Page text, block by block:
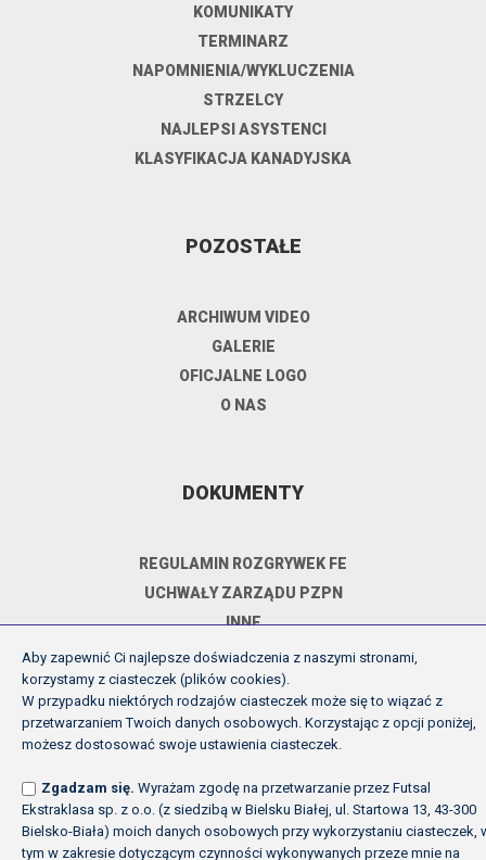
KOMUNIKATY
TERMINARZ
NAPOMNIENIA/WYKLUCZENIA
STRZELCY
NAJLEPSI ASYSTENCI
KLASYFIKACJA KANADYJSKA
POZOSTAŁE
ARCHIWUM VIDEO
GALERIE
OFICJALNE LOGO
O NAS
DOKUMENTY
REGULAMIN ROZGRYWEK FE
UCHWAŁY ZARZĄDU PZPN
INNE
POLITYKA PRYWATNOŚCI
Copyright (c) Futsal Ekstraklasa 2026
Aby zapewnić Ci najlepsze doświadczenia z naszymi stronami,
korzystamy z ciasteczek (plików cookies).
W przypadku niektórych rodzajów ciasteczek może się to wiązać z
przetwarzaniem Twoich danych osobowych. Korzystając z opcji poniżej,
możesz dostosować swoje ustawienia ciasteczek.
Zgadzam się. Wyrażam zgodę na przetwarzanie przez Futsal
Ekstraklasa sp. z o.o. (z siedzibą w Bielsku Białej, ul. Startowa 13, 43-300
Bielsko-Biała) moich danych osobowych przy wykorzystaniu ciasteczek,
tym w zakresie dotyczącym czynności wykonywanych przeze mnie na